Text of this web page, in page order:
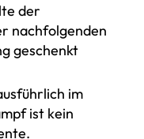
der
nachfolgenden
geschenkt
im
ist kein